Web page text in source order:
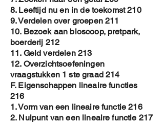
8. Leeftijd nu en in de toekomst 210
9. Verdelen over groepen 211
10. Bezoek aan bioscoop, pretpark,
boerderij 212
11. Geld verdelen 213
12. Overzichtsoefeningen
vraagstukken 1 ste graad 214
F. Eigenschappen lineaire functies
216
1. Vorm van een lineaire functie 216
2. Nulpunt van een lineaire functie 217